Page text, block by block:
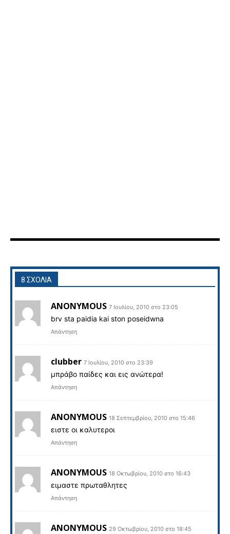
8 ΣΧΟΛΙΑ
ANONYMOUS 7 Ιουλίου, 2010 στο 23:05
brv sta paidia kai ston poseidwna
Απάντηση
clubber 7 Ιουλίου, 2010 στο 23:39
μπράβο παίδες και εις ανώτερα!
Απάντηση
ANONYMOUS 18 Σεπτεμβρίου, 2010 στο 15:46
ειστε οι καλυτεροι
Απάντηση
ANONYMOUS 18 Οκτωβρίου, 2010 στο 16:43
ειμαστε πρωταθλητες
Απάντηση
ANONYMOUS 29 Οκτωβρίου, 2010 στο 18:45